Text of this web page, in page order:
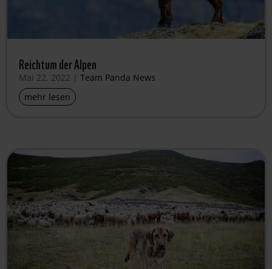
Reichtum der Alpen
Mai 22, 2022 | Team Panda News
mehr lesen